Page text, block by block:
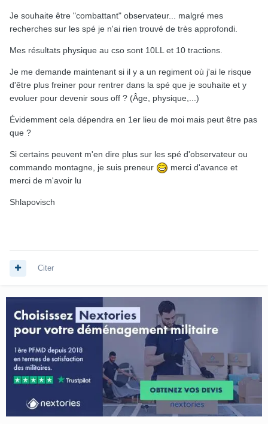
Je souhaite être "combattant" observateur... malgré mes
recherches sur les spé je n'ai rien trouvé de très approfondi.
Mes résultats physique au cso sont 10LL et 10 tractions.
Je me demande maintenant si il y a un regiment où j'ai le risque
d'être plus freiner pour rentrer dans la spé que je souhaite et y
evoluer pour devenir sous off ? (Âge, physique,...)
Évidemment cela dépendra en 1er lieu de moi mais peut être pas
que ?
Si certains peuvent m'en dire plus sur les spé d'observateur ou
commando montagne, je suis preneur
merci d'avance et
merci de m'avoir lu
Shlapovisch
Citer